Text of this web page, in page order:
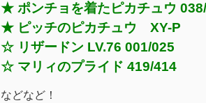
★ ポンチョを着たピカチュウ
★ ピッチのピカチュウ XY-P
☆ リザードン LV.76 001/025
☆ マリィのプライド 419/414
などなど！